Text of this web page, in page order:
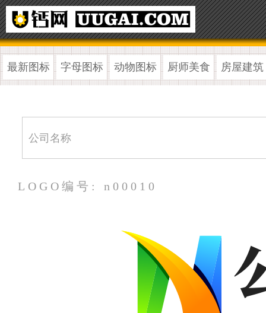
最新图标 字母图标 动物图标 厨师美食 房屋建筑
LOGO编号: n00010